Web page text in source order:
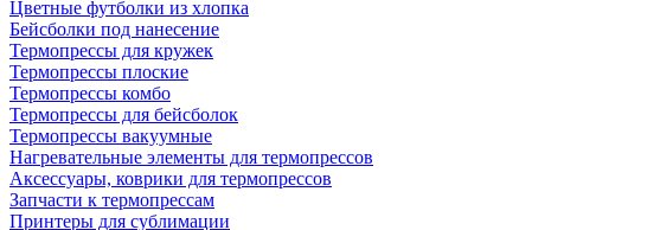
Цветные футболки из хлопка
Бейсболки под нанесение
Термопрессы для кружек
Термопрессы плоские
Термопрессы комбо
Термопрессы для бейсболок
Термопрессы вакуумные
Нагревательные элементы для термопрессов
Аксессуары, коврики для термопрессов
Запчасти к термопрессам
Принтеры для сублимации